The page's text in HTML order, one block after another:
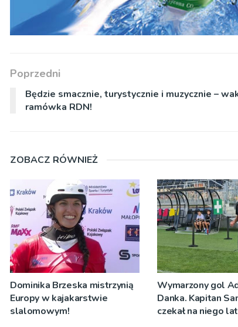
Poprzedni
Będzie smacznie, turystycznie i muzycznie –
ramówka RDN!
ZOBACZ RÓWNIEŻ
Dominika Brzeska mistrzynią
Europy w kajakarstwie
slalomowym!
Wymarzony gol
Danka. Kapitan
czekał na niego